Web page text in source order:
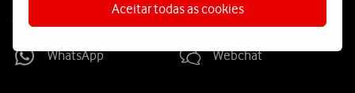
Aceitar todas as cookies
Contacta-nos
WhatsApp Webchat